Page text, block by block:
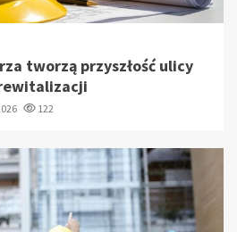
tworzą przyszłość ulicy
122